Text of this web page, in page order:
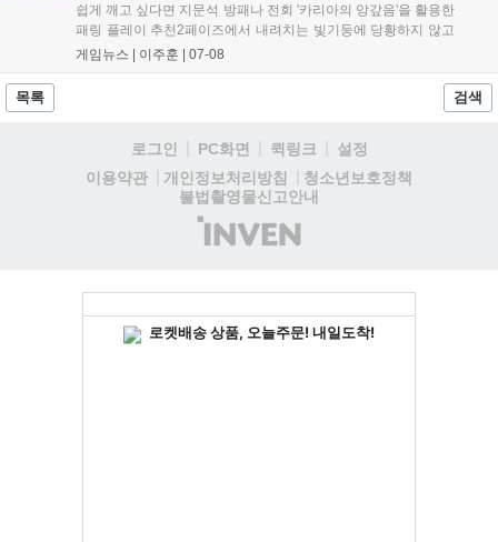
쉽게 깨고 싶다면 지문석 방패나 전회 '카리아의 앙갚음'을 활용한
패링 플레이 추천2페이즈에서 내려치는 빛기둥에 당황하지 않고
전방 위주로 회피하는 것이 중요 ▣ 보스 위치 에니르 일림 지역
게임뉴스 | 이주훈 | 07-08
목록 검색
로그인 PC화면 퀵링크
설정
이용약관
개인정보처리방침
청소년보호정책
불법촬영물신고안내
(주)
인